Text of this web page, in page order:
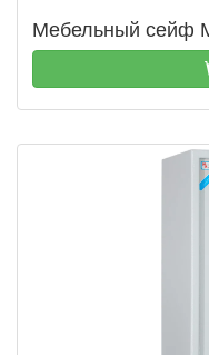
Мебельный сейф